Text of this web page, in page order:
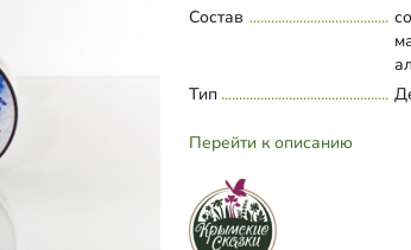
Состав
Тип
Перейти к описанию